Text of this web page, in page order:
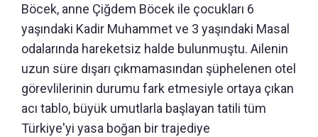
Böcek, anne Çiğdem Böcek ile çocukları 6
yaşındaki Kadir Muhammet ve 3 yaşındaki Masal
odalarında hareketsiz halde bulunmuştu. Ailenin
uzun süre dışarı çıkmamasından şüphelenen otel
görevlilerinin durumu fark etmesiyle ortaya çıkan
acı tablo, büyük umutlarla başlayan tatili tüm
Türkiye'yi yasa boğan bir trajediye